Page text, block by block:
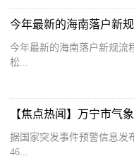
今年最新的海南落户新
今年最新的海南落户新规
松...
据国家突发事件预警信息发
46...